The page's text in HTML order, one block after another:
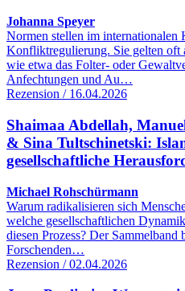
Johanna Speyer
Normen stellen im internationalen
Konfliktregulierung. Sie gelten oft
wie etwa das Folter- oder
Anfechtungen und Au…
Rezension / 16.04.2026
Shaimaa Abdellah,
& Sina Tultschinetski:
gesellschaftliche
Michael Rohschürmann
Warum radikalisieren sich
welche gesellschaftlichen
diesen Prozess? Der
Forschenden…
Rezension / 02.04.2026